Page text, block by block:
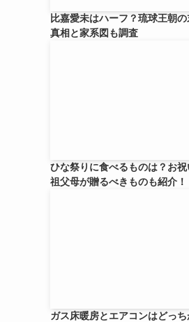
比嘉愛未はハーフ？琉球王朝
真相と家系図も調査
ひな祭りに食べるものは？お祝
祖父母が贈るべきものも紹介！
ガス床暖房とエアコンはどっ